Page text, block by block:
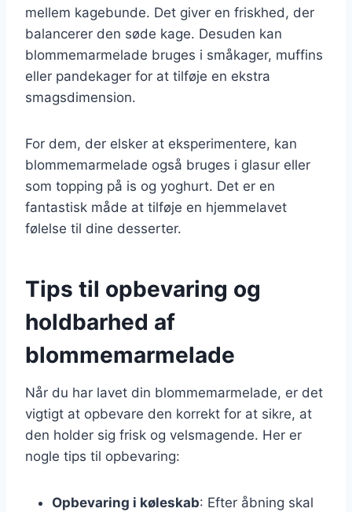
mellem kagebunde. Det giver en friskhed, der
balancerer den søde kage. Desuden kan
blommemarmelade bruges i småkager, muffins
eller pandekager for at tilføje en ekstra
smagsdimension.
For dem, der elsker at eksperimentere, kan
blommemarmelade også bruges i glasur eller
som topping på is og yoghurt. Det er en
fantastisk måde at tilføje en hjemmelavet
følelse til dine desserter.
Tips til opbevaring og
holdbarhed af
blommemarmelade
Når du har lavet din blommemarmelade, er det
vigtigt at opbevare den korrekt for at sikre, at
den holder sig frisk og velsmagende. Her er
nogle tips til opbevaring:
Opbevaring i køleskab: Efter åbning skal